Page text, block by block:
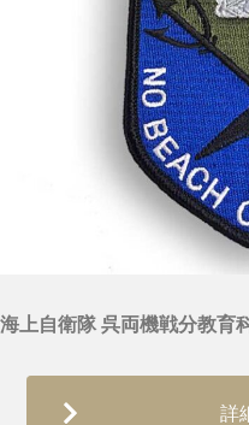
海上自衛隊 呉両機戦分教育
詳